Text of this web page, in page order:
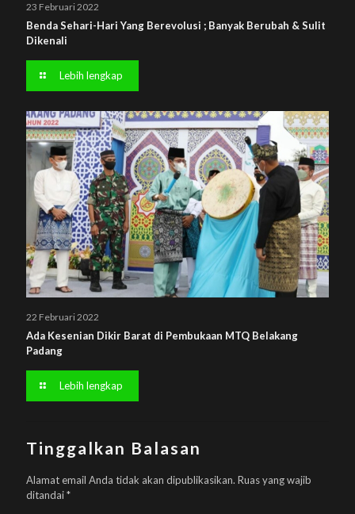
23 Februari 2022
Benda Sehari-Hari Yang Berevolusi ; Banyak Berubah & Sulit
Dikenali
Lebih lengkap
22 Februari 2022
Ada Kesenian Dikir Barat di Pembukaan MTQ Belakang
Padang
Lebih lengkap
Tinggalkan Balasan
Alamat email Anda tidak akan dipublikasikan. Ruas yang wajib
ditandai*